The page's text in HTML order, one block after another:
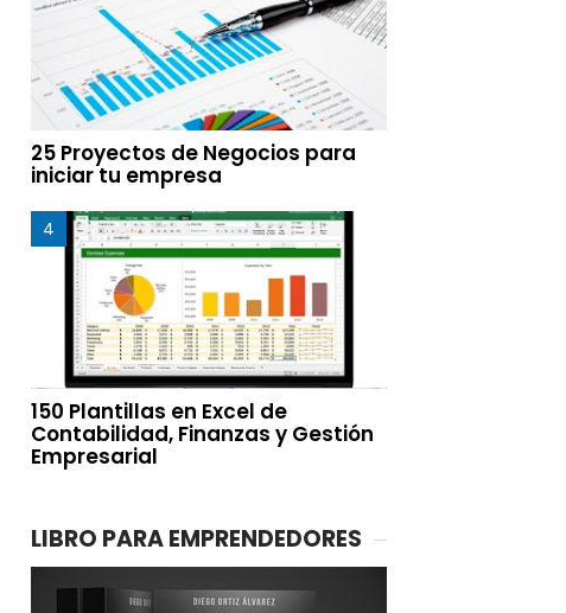
25 Proyectos de Negocios para
iniciar tu empresa
150 Plantillas en Excel de
Contabilidad, Finanzas y Gestión
Empresarial
LIBRO PARA EMPRENDEDORES